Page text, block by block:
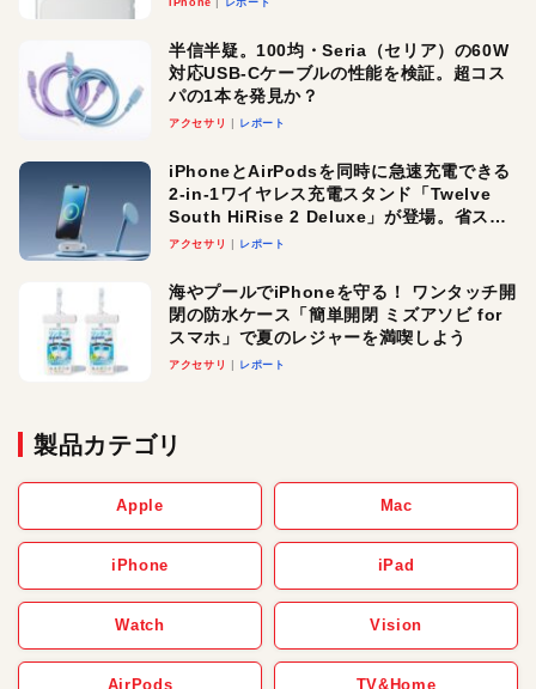
iPhone レポート
半信半疑。100均・Seria（セリア）の60W
対応USB-Cケーブルの性能を検証。超コス
パの1本を発見か？
アクセサリ レポート
iPhoneとAirPodsを同時に急速充電できる
2-in-1ワイヤレス充電スタンド「Twelve
South HiRise 2 Deluxe」が登場。省スペ
ースでおしゃれに充電したい人にオスス
アクセサリ レポート
海やプールでiPhoneを守る！ ワンタッチ開
閉の防水ケース「簡単開閉 ミズアソビ for
スマホ」で夏のレジャーを満喫しよう
アクセサリ レポート
製品カテゴリ
Apple Mac
iPhone iPad
Watch Vision
AirPods TV&Home